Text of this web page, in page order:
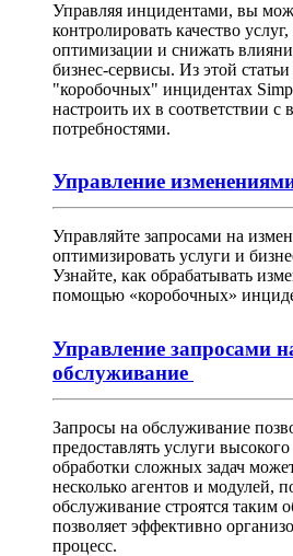
Управляя инцидентами, вы
контролировать качество
оптимизации и снижать
бизнес-сервисы. Из этой
"коробочных" инцидентах
настроить их в соответствии с
потребностями.
Управление
Управляйте запросами на
оптимизировать услуги и
Узнайте, как обрабатывать
помощью «коробочных»
Управление запросами
обслуживание
Запросы на обслуживание
предоставлять услуги
обработки сложных задач
несколько агентов и модулей,
обслуживание строятся таким
позволяет эффективно
процесс.